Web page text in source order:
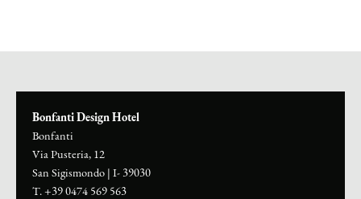
Bonfanti Design Hotel
Bonfanti
Via Pusteria, 12
San Sigismondo | I- 39030
T. +39 0474 569 563